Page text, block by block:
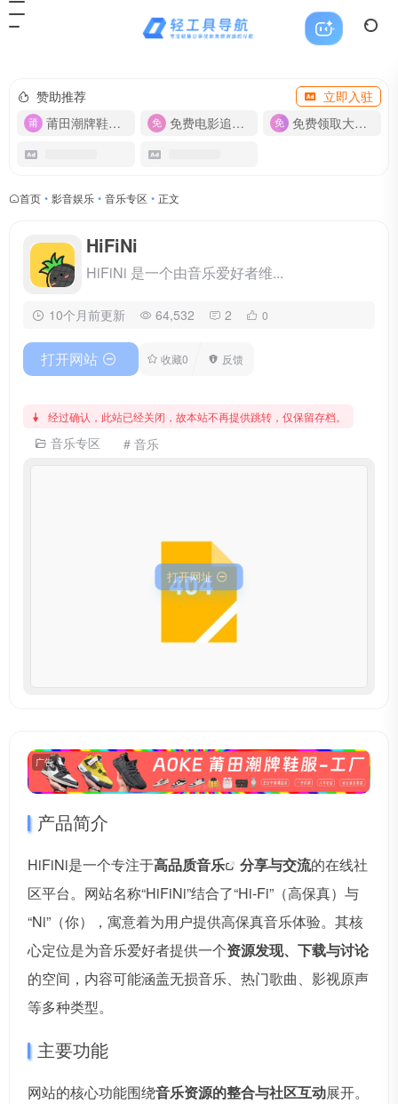
赞助推荐
立即入驻
莆田潮牌鞋服-货源
免费电影追剧APP 免费领取大流量卡【500G】
首页 • 影音娱乐 • 音乐专区 • 正文
打开网址
HiFiNi
HiFiNi 是一个由音乐爱好者维...
10个月前更新 64,532 2 0
打开网站 收藏0 反馈
经过确认，此站已经关闭，故本站不再提供跳转，仅保留存档。
音乐专区 # 音乐
广告
产品简介
HiFiNi是一个专注于高品质音乐 分享与交流的在线社
区平台。网站名称“HiFiNi”结合了“Hi-Fi”（高保真）与
“Ni”（你），寓意着为用户提供高保真音乐体验。其核
心定位是为音乐爱好者提供一个资源发现、下载与讨论
的空间，内容可能涵盖无损音乐、热门歌曲、影视原声
等多种类型。
主要功能
网站的核心功能围绕音乐资源的整合与社区互动展开。